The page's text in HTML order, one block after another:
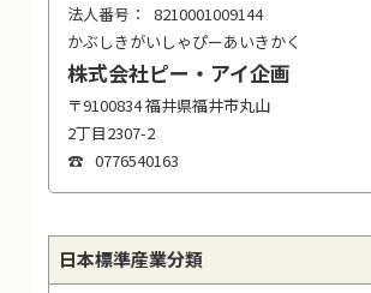
8210001009144
かぶしきがいしゃぴーあいきかく
株式会社ピー・アイ企画
〒9100834 福井県福井市丸山
2丁目2307-2
0776540163
日本標準産業分類